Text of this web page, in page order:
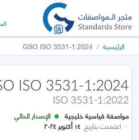
الرئيسية GSO ISO 3531-1:2024
ISO 3531-1:2024
ISO 3531-1:2022
مواصفة قياسية خليجية
الإصدار الحالي
· اعتمدت بتاريخ ١٤ أكتوبر ٢٠٢٤